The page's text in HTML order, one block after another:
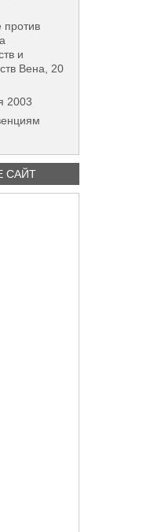
против
и
Вена, 20
2003
САЙТ